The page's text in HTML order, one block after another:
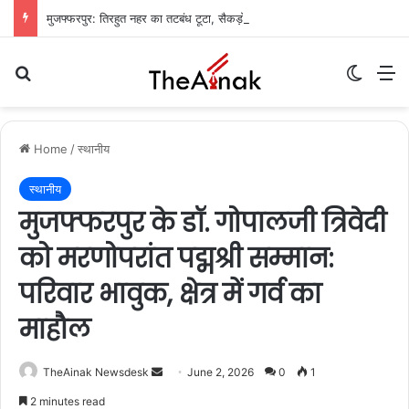
Home /स्थानीय
स्थानीय
मुजफ्फरपुर के डॉ. गोपालजी त्रिवेदी
को मरणोपरांत पद्मश्री सम्मान:
परिवार भावुक, क्षेत्र में गर्व का
माहौल
TheAinak Newsdesk June 2, 2026 0 1
2 minutes read